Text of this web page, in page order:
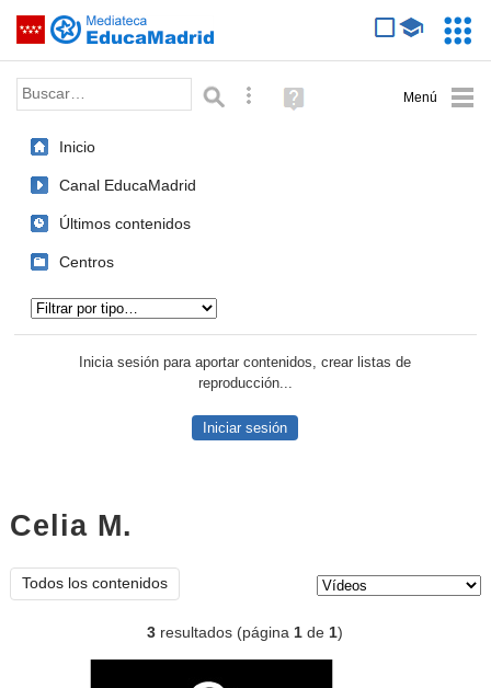
Saltar navegación
Palabra o frase: Búsqueda avanzada
Ayuda
(en
Inicio
Canal EducaMadrid
Últimos contenidos
Centros
Inicia sesión para aportar contenidos, crear listas de
reproducción...
Iniciar sesión
Celia M.
Todos los contenidos
3 resultados (página1 de1)